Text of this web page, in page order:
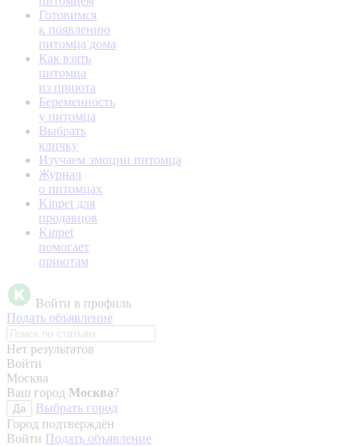
Готовимся
к появлению
питомца дома
Как взять
питомца
из приюта
Беременность
у питомца
Выбрать
кличку
Изучаем эмоции питомца
Журнал
о питомцах
Kinpet для
продавцов
Kinpet
помогает
приютам
Войти в профиль
Подать объявление
Нет результатов
Войти
Москва
Ваш город Москва?
Да
Выбрать город
Город подтверждён
Войти Подать объявление